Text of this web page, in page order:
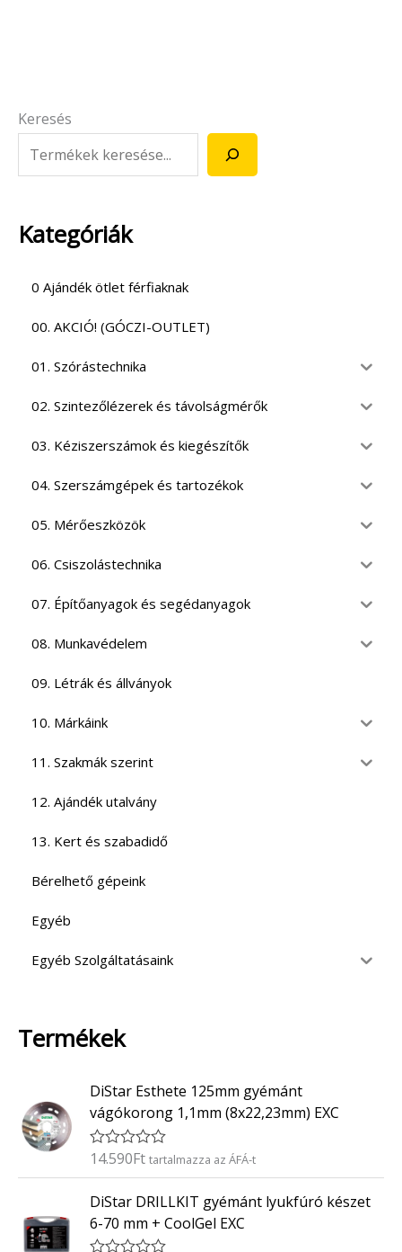
Keresés
Kategóriák
0 Ajándék ötlet férfiaknak
00. AKCIÓ! (GÓCZI-OUTLET)
01. Szórástechnika
02. Szintezőlézerek és távolságmérők
03. Kéziszerszámok és kiegészítők
04. Szerszámgépek és tartozékok
05. Mérőeszközök
06. Csiszolástechnika
07. Építőanyagok és segédanyagok
08. Munkavédelem
09. Létrák és állványok
10. Márkáink
11. Szakmák szerint
12. Ajándék utalvány
13. Kert és szabadidő
Bérelhető gépeink
Egyéb
Egyéb Szolgáltatásaink
Termékek
DiStar Esthete 125mm gyémánt
vágókorong 1,1mm (8x22,23mm) EXC
É
é
k
e
l
14.590Ft tartalmazza az ÁFÁ-t
DiStar DRILLKIT gyémánt lyukfúró készet
6-70 mm + CoolGel EXC